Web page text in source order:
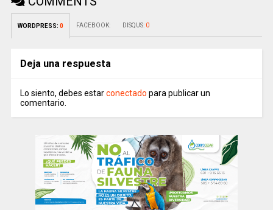
WORDPRESS: 0 FACEBOOK: DISQUS: 0
Deja una respuesta
Lo siento, debes estarconectado para publicar un
comentario.